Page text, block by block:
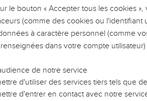
Vous avez combien de pains ? » Ils lui
»
foule de s’asseoir par terre.
et les poissons, il remercie Dieu, il les
qu’ils veulent. On emporte les
ont mangé, sans compter les femmes
le bouton « Accepter tous les cookies
(comme des cookies ou
à caractère personnel (comme
dans votre compte
de notre service
d'utiliser des services tiers tels que
d'entrer en contact avec notre